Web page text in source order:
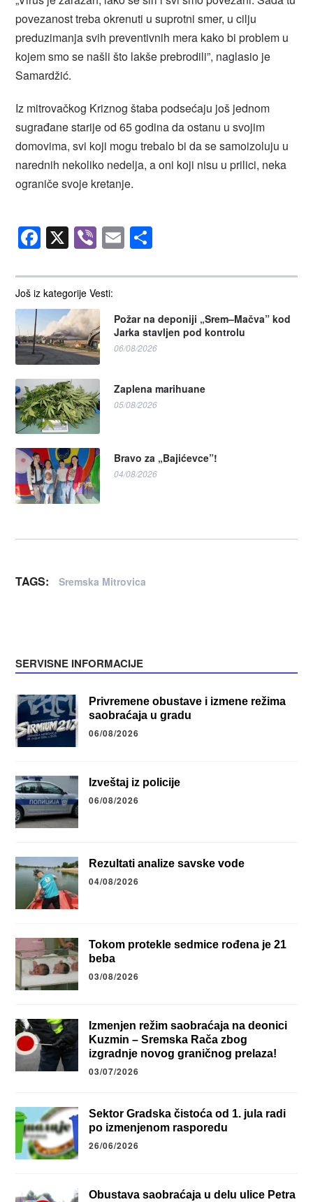
Još iz kategorije Vesti:
Požar na deponiji „Srem–Mačva” kod
Jarka stavljen pod kontrolu
06/08/2026
Zaplena marihuane
05/08/2026
Bravo za „Bajićevce”!
04/08/2026
povezanost treba okrenuti u suprotni smer, u cilju
preduzimanja svih preventivnih mera kako bi problem u
kojem smo se našli što lakše prebrodili”, naglasio je
Samardžić.
Iz mitrovačkog Kriznog štaba podsećaju još jednom
sugrađane starije od 65 godina da ostanu u svojim
domovima, svi koji mogu trebalo bi da se samoizoluju u
narednih nekoliko nedelja, a oni koji nisu u prilici, neka
ograniče svoje kretanje.
Facebook
X Viber
Email
TAGS: Sremska Mitrovica
SERVISNE INFORMACIJE
Privremene obustave i izmene režima
saobraćaja u gradu
06/08/2026
Izveštaj iz policije
06/08/2026
Rezultati analize savske vode
04/08/2026
Tokom protekle sedmice rođena je 21
beba
03/08/2026
Izmenjen režim saobraćaja na deonici
Kuzmin – Sremska Rača zbog
izgradnje novog graničnog prelaza!
03/07/2026
Sektor Gradska čistoća od 1. jula radi
po izmenjenom rasporedu
26/06/2026
Obustava saobraćaja u delu ulice Petra